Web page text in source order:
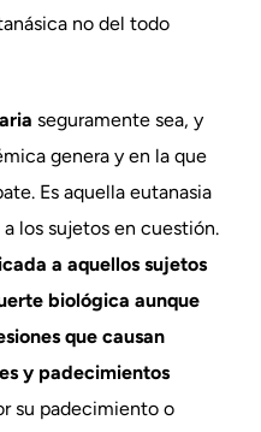
no del todo
seguramente sea, y
genera y en la que
Es aquella eutanasia
los sujetos en cuestión.
a aquellos sujetos
biológica aunque
que causan
y padecimientos
su padecimiento o